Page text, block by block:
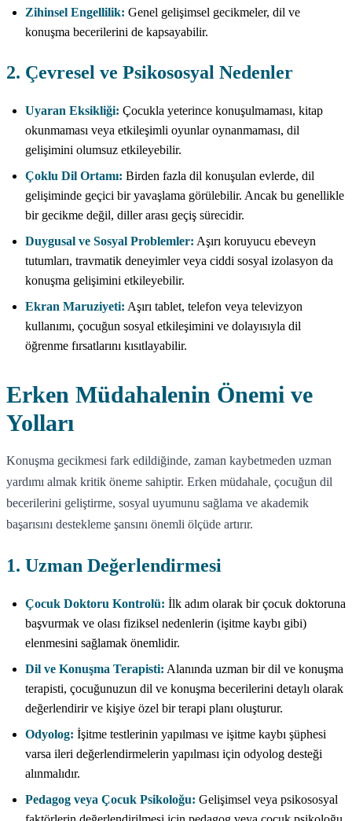
Zihinsel Engellilik: Genel gelişimsel gecikmeler, dil ve
konuşma becerilerini de kapsayabilir.
2. Çevresel ve Psikososyal Nedenler
Uyaran Eksikliği: Çocukla yeterince konuşulmaması, kitap
okunmaması veya etkileşimli oyunlar oynanmaması, dil
gelişimini olumsuz etkileyebilir.
Çoklu Dil Ortamı: Birden fazla dil konuşulan evlerde, dil
gelişiminde geçici bir yavaşlama görülebilir. Ancak bu genellikle
bir gecikme değil, diller arası geçiş sürecidir.
Duygusal ve Sosyal Problemler: Aşırı koruyucu ebeveyn
tutumları, travmatik deneyimler veya ciddi sosyal izolasyon da
konuşma gelişimini etkileyebilir.
Ekran Maruziyeti: Aşırı tablet, telefon veya televizyon
kullanımı, çocuğun sosyal etkileşimini ve dolayısıyla dil
öğrenme fırsatlarını kısıtlayabilir.
Erken Müdahalenin Önemi ve
Yolları
Konuşma gecikmesi fark edildiğinde, zaman kaybetmeden uzman
yardımı almak kritik öneme sahiptir. Erken müdahale, çocuğun dil
becerilerini geliştirme, sosyal uyumunu sağlama ve akademik
başarısını destekleme şansını önemli ölçüde artırır.
1. Uzman Değerlendirmesi
Çocuk Doktoru Kontrolü: İlk adım olarak bir çocuk doktoruna
başvurmak ve olası fiziksel nedenlerin (işitme kaybı gibi)
elenmesini sağlamak önemlidir.
Dil ve Konuşma Terapisti: Alanında uzman bir dil ve konuşma
terapisti, çocuğunuzun dil ve konuşma becerilerini detaylı olarak
değerlendirir ve kişiye özel bir terapi planı oluşturur.
Odyolog: İşitme testlerinin yapılması ve işitme kaybı şüphesi
varsa ileri değerlendirmelerin yapılması için odyolog desteği
alınmalıdır.
Pedagog veya Çocuk Psikoloğu: Gelişimsel veya psikososyal